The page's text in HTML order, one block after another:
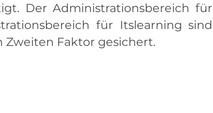
Der Administrationsbereich für
für Itslearning sind
Faktor gesichert.